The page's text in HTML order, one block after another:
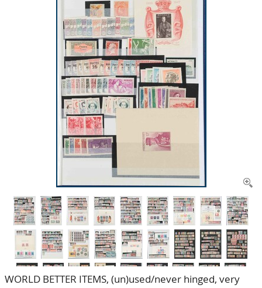
80 jarig bestaan
WORLD BETTER ITEMS, (un)used/never hinged, very